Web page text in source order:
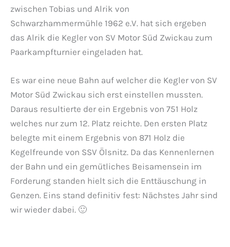
zwischen Tobias und Alrik von
Schwarzhammermühle 1962 e.V. hat sich ergeben
das Alrik die Kegler von SV Motor Süd Zwickau zum
Paarkampfturnier eingeladen hat.
Es war eine neue Bahn auf welcher die Kegler von SV
Motor Süd Zwickau sich erst einstellen mussten.
Daraus resultierte der ein Ergebnis von 751 Holz
welches nur zum 12. Platz reichte. Den ersten Platz
belegte mit einem Ergebnis von 871 Holz die
Kegelfreunde von SSV Ölsnitz. Da das Kennenlernen
der Bahn und ein gemütliches Beisamensein im
Forderung standen hielt sich die Enttäuschung in
Genzen. Eins stand definitiv fest: Nächstes Jahr sind
wir wieder dabei. 🙂